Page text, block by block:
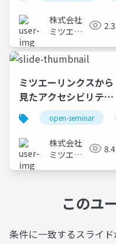
株式会社
ミツエー
ミツエーリンクスから
見たアクセシビリティ
界隈この2年半
open-seminar
株式会社
ミツエー
このユ
条件に一致するスライド